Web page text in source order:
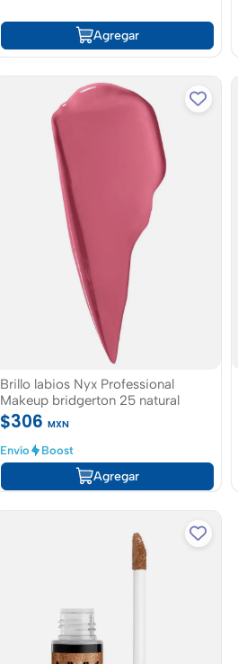
Agregar
Brillo labios Nyx Professional
Makeup bridgerton 25 natural
$306MXN
Envío
Boost
Agregar